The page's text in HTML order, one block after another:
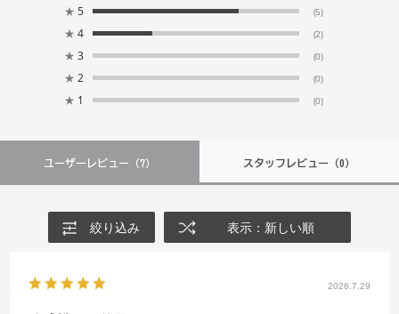
★ 5 (5)
★ 4 (2)
★ 3 (0)
★ 2 (0)
★ 1 (0)
ユーザーレビュー （7） スタッフレビュー（0）
絞り込み 表示：新しい順
2026.7.29